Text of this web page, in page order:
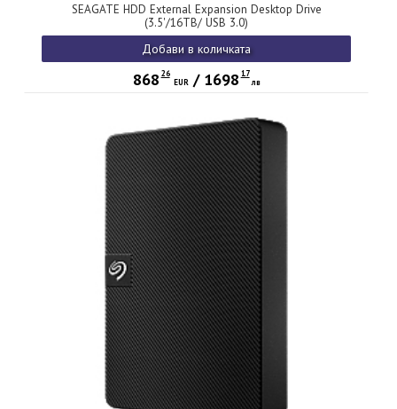
SEAGATE HDD External Expansion Desktop Drive
(3.5'/16TB/ USB 3.0)
Добави в количката
868 26
EUR/ 1698 17
лв